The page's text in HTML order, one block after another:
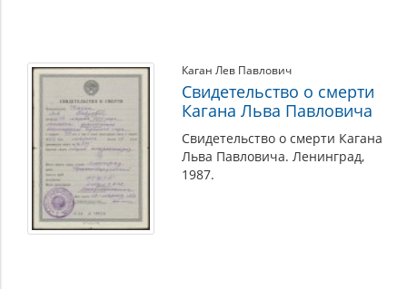
Каган Лев Павлович
Свидетельство о смерти
Кагана Льва Павловича
Свидетельство о смерти Кагана
Льва Павловича. Ленинград,
1987.